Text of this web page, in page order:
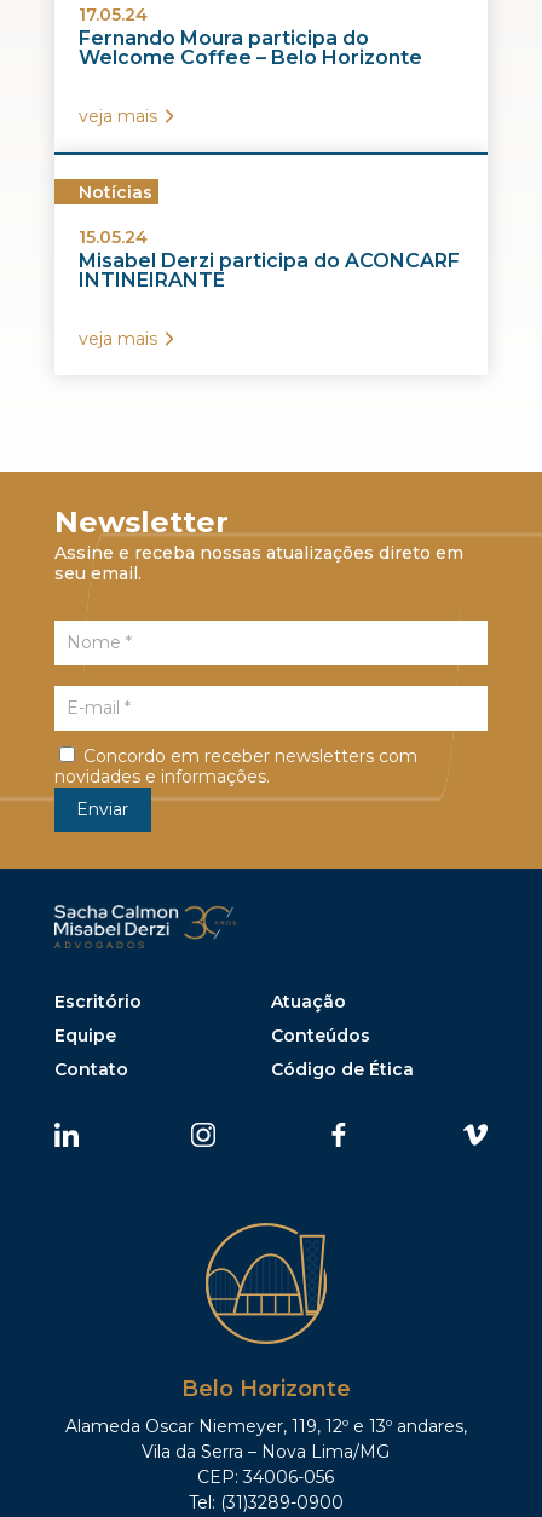
17.05.24
Fernando Moura participa do
Welcome Coffee – Belo Horizonte
veja mais
Notícias
15.05.24
Misabel Derzi participa do ACONCARF
INTINEIRANTE
veja mais
Newsletter
Assine e receba nossas atualizações direto em
seu email.
Concordo em receber newsletters com
novidades e informações.
Escritório
Atuação
Equipe
Conteúdos
Contato
Código de Ética
Belo Horizonte
Alameda Oscar Niemeyer, 119, 12º e 13º andares,
Vila da Serra – Nova Lima/MG
CEP: 34006-056
Tel: (31)3289-0900